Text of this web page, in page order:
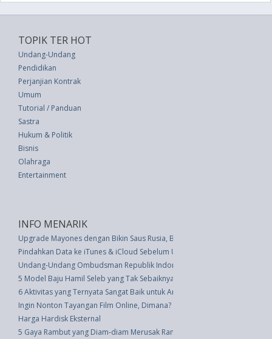
TOPIK TER HOT
Undang-Undang
Pendidikan
Perjanjian Kontrak
Umum
Tutorial / Panduan
Sastra
Hukum & Politik
Bisnis
Olahraga
Entertainment
INFO MENARIK
Upgrade Mayones dengan Bikin Saus Rusia, Basil Aioli, dan Lainnya
Pindahkan Data ke iTunes & iCloud Sebelum Upgrade ke iOS 7
Undang-Undang Ombudsman Republik Indonesia (UU 37 thn 2008)
5 Model Baju Hamil Seleb yang Tak Sebaiknya Ditiru
6 Aktivitas yang Ternyata Sangat Baik untuk Anak-Anak Anda
Ingin Nonton Tayangan Film Online, Dimana?
Harga Hardisk Eksternal
5 Gaya Rambut yang Diam-diam Merusak Rambut Anda